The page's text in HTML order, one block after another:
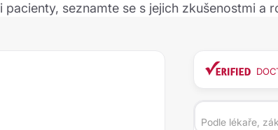
seznamte se s jejich zkušenostmi a